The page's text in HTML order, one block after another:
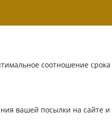
соотношение срока
вашей посылки на сайте и